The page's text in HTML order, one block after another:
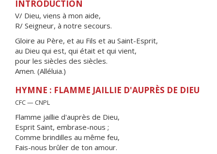
INTRODUCTION
V/ Dieu, viens à mon aide,
R/ Seigneur, à notre secours.
Gloire au Père, et au Fils et au Saint-Esprit,
au Dieu qui est, qui était et qui vient,
pour les siècles des siècles.
Amen. (Alléluia.)
HYMNE : FLAMME JAILLIE D'AUPRÈS DE DIEU
CFC — CNPL
Flamme jaillie d'auprès de Dieu,
Esprit Saint, embrase-nous ;
Comme brindilles au même feu,
Fais-nous brûler de ton amour.